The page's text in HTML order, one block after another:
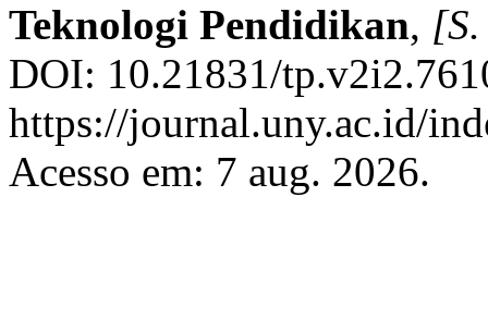
Teknologi Pendidikan,
DOI: 10.21831/
https://journal.uny.ac.id/
Acesso em: 7 aug. 2026.